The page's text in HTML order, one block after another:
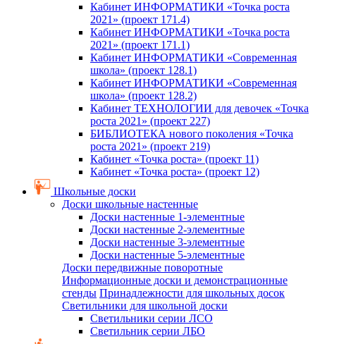
Кабинет ИНФОРМАТИКИ «Точка роста
2021» (проект 171.4)
Кабинет ИНФОРМАТИКИ «Точка роста
2021» (проект 171.1)
Кабинет ИНФОРМАТИКИ «Современная
школа» (проект 128.1)
Кабинет ИНФОРМАТИКИ «Современная
школа» (проект 128.2)
Кабинет ТЕХНОЛОГИИ для девочек «Точка
роста 2021» (проект 227)
БИБЛИОТЕКА нового поколения «Точка
роста 2021» (проект 219)
Кабинет «Точка роста» (проект 11)
Кабинет «Точка роста» (проект 12)
Школьные доски
Доски школьные настенные
Доски настенные 1-элементные
Доски настенные 2-элементные
Доски настенные 3-элементные
Доски настенные 5-элементные
Доски передвижные поворотные
Информационные доски и демонстрационные
стенды Принадлежности для школьных досок
Светильники для школьной доски
Светильники серии ЛСО
Светильник серии ЛБО